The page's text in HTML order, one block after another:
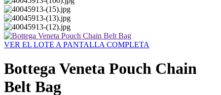
VER EL LOTE A PANTALLA COMPLETA
Bottega Veneta Pouch Chain
Belt Bag